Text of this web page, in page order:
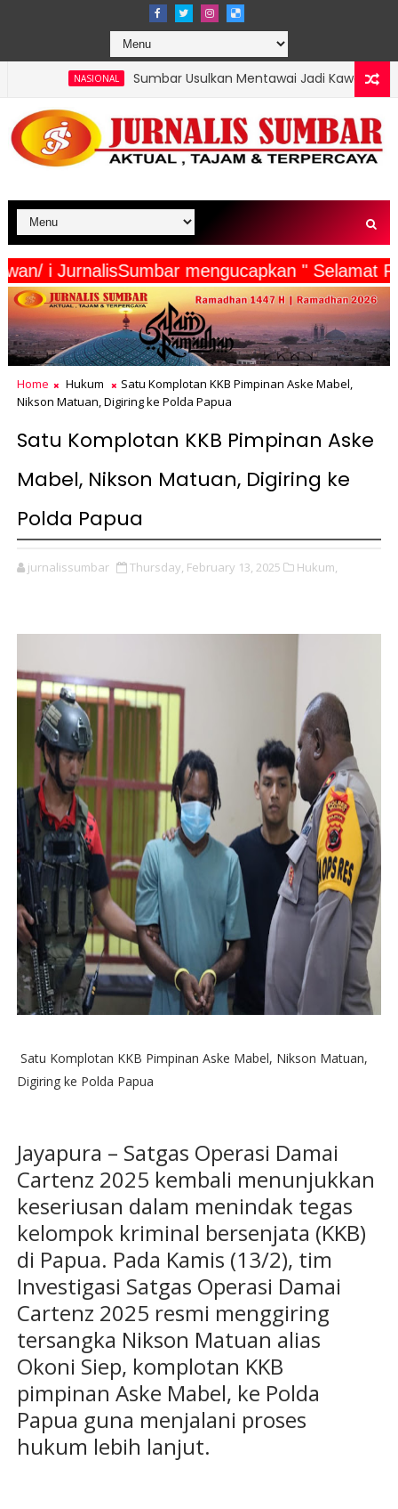
Sumbar Usulkan Mentawai Jadi Kawasan Tambak Udang
i JurnalisSumbar mengucapkan "
Home Hukum
Satu Komplotan KKB Pimpinan Aske Mabel,
Nikson Matuan, Digiring ke Polda Papua
Satu Komplotan KKB Pimpinan Aske
Mabel, Nikson Matuan, Digiring ke
Polda Papua
jurnalissumbar Thursday, February 13, 2025 Hukum,
Satu Komplotan KKB Pimpinan Aske Mabel, Nikson Matuan,
Digiring ke Polda Papua
Jayapura – Satgas Operasi Damai
Cartenz 2025 kembali menunjukkan
keseriusan dalam menindak tegas
kelompok kriminal bersenjata (KKB)
di Papua. Pada Kamis (13/2), tim
Investigasi Satgas Operasi Damai
Cartenz 2025 resmi menggiring
tersangka Nikson Matuan alias
Okoni Siep, komplotan KKB
pimpinan Aske Mabel, ke Polda
Papua guna menjalani proses
hukum lebih lanjut.